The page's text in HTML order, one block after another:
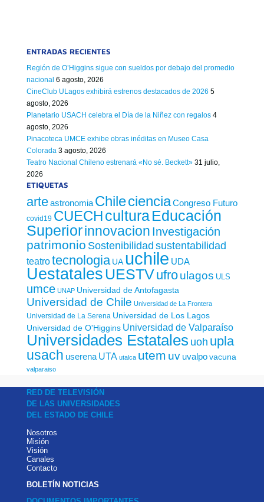
ENTRADAS RECIENTES
Región de O’Higgins sigue con sueldos por debajo del promedio
nacional 6 agosto, 2026
CineClub ULagos exhibirá estrenos destacados de 2026 5
agosto, 2026
Planetario USACH celebra el Día de la Niñez con regalos 4
agosto, 2026
Pinacoteca UMCE exhibe obras inéditas en Museo Casa
Colorada 3 agosto, 2026
Teatro Nacional Chileno estrenará «No sé. Beckett» 31 julio,
2026
ETIQUETAS
arteastronomia Chileciencia Congreso Futuro
covid19 CUECHculturaEducación
Superiorinnovacion Investigación
patrimonio Sostenibilidad sustentabilidad
teatrotecnologia UA uchile UDA
Uestatales UESTVufroulagos ULS
umce UNAP Universidad de Antofagasta
Universidad de Chile Universidad de La Frontera
Universidad de La Serena Universidad de Los Lagos
Universidad de O'Higgins Universidad de Valparaíso
Universidades Estatales uoh upla
usach userena UTA utalca utem uv uvalpo vacuna
valparaiso
RED DE TELEVISIÓN
DE LAS UNIVERSIDADES
DEL ESTADO DE CHILE
Nosotros
Misión
Visión
Canales
Contacto
BOLETÍN NOTICIAS